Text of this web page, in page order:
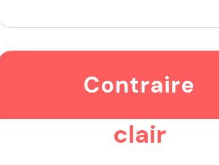
Contraire
clair